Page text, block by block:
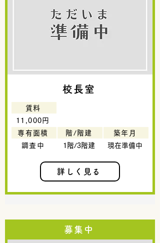
校長室
築年月
調査中
1階/3階建
11,000円
現在準備中
詳しく見る
階/階建
専有面積
賃料
募集中